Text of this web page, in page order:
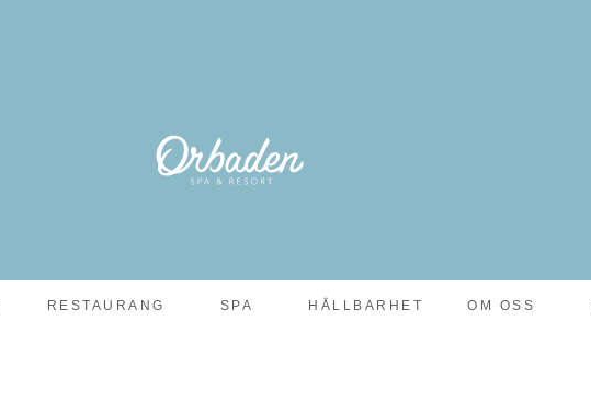
RESTAURANG SPA HÅLLBARHET OM OSS